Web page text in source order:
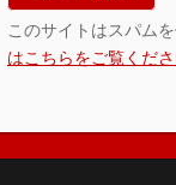
このサイトはスパム
はこちらをご覧くだ